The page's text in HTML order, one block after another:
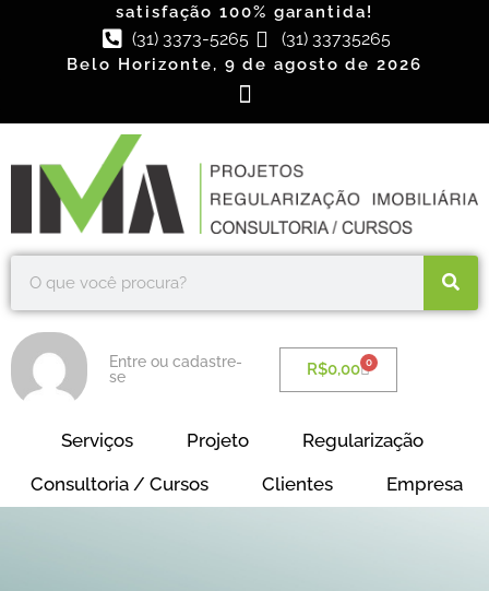
satisfação 100% garantida!
(31) 3373-5265 (31) 33735265
Belo Horizonte, 9 de agosto de 2026
Entre ou cadastre-
se
R$0,00 0
Serviços Projeto
Regularização
Consultoria / Cursos
Clientes Empresa